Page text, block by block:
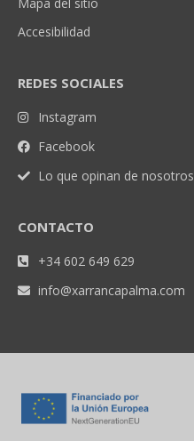
Accesibilidad
REDES SOCIALES
Instagram
Facebook
Lo que opinan de nosotros
CONTACTO
+34 602 649 629
info@xarrancapalma.com